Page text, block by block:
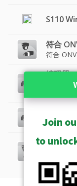
S110
符合
符合
编码器
视频编
视频编码
高品质
具有长
最优质产
Join
to